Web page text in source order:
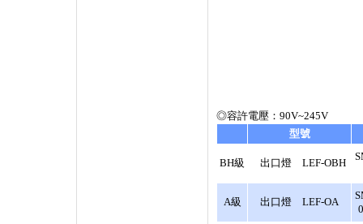
◎容許電壓：90V~245V
型號
BH級 出口燈 LEF-OBH
A級 出口燈 LEF-OA